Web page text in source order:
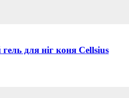
для ніг коня Cellsius